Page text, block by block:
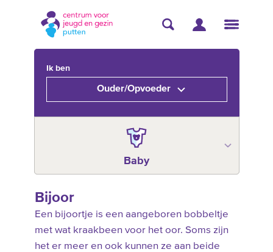
Ik ben
Ouder/Opvoeder
Baby
Bijoor
Een bijoortje is een aangeboren bobbeltje
met wat kraakbeen voor het oor. Soms zijn
het er meer en ook kunnen ze aan beide